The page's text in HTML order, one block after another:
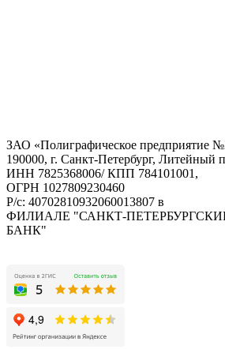
ЗАО «Полиграфическое предприятие
190000, г. Санкт-Петербург, Литейный
ИНН 7825368006/ КПП 784101001,
ОГРН 1027809230460
Р/с: 40702810932060013807 в
ФИЛИАЛЕ "САНКТ-
БАНК"